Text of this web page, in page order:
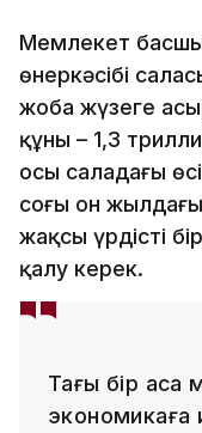
Мемлекет
өнеркәсібі
жоба жүзеге
құны – 1,3
осы саладағы
соңғы он
жақсы үрдісті
қалу керек.
Тағы бір аса
экономикаға